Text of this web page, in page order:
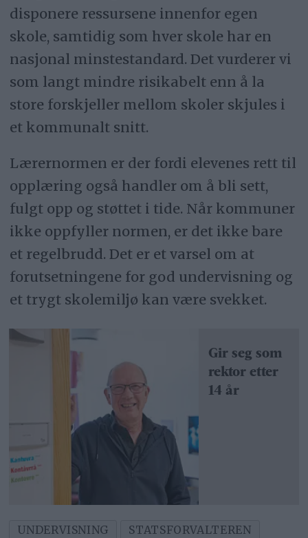
disponere ressursene innenfor egen
skole, samtidig som hver skole har en
nasjonal minstestandard. Det vurderer vi
som langt mindre risikabelt enn å la
store forskjeller mellom skoler skjules i
et kommunalt snitt.
Lærernormen er der fordi elevenes rett til
opplæring også handler om å bli sett,
fulgt opp og støttet i tide. Når kommuner
ikke oppfyller normen, er det ikke bare
et regelbrudd. Det er et varsel om at
forutsetningene for god undervisning og
et trygt skolemiljø kan være svekket.
Gir seg som
rektor etter
14 år
UNDERVISNING
STATSFORVALTEREN